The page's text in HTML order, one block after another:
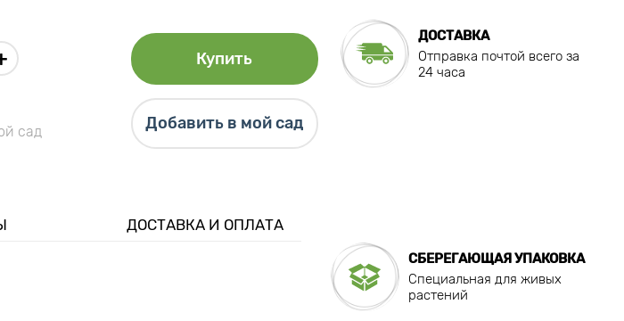
Купить
сад
Добавить в мой сад
ДОСТАВКА
Отправка почтой всего за
24 часа
ДОСТАВКА И ОПЛАТА
СБЕРЕГАЮЩАЯ УПАКОВКА
Специальная для живых
растений